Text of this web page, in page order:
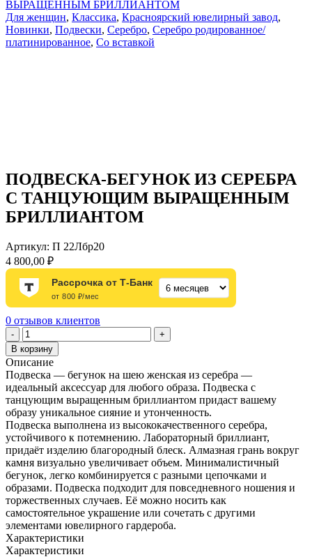
Для женщин, Классика, Красноярский ювелирный завод,
Новинки, Подвески, Серебро, Серебро родированное/
платинированное, Со вставкой
ПОДВЕСКА-БЕГУНОК ИЗ СЕРЕБРА
С ТАНЦУЮЩИМ ВЫРАЩЕННЫМ
БРИЛЛИАНТОМ
Артикул: П 22Лбр20
4 800,00 ₽
Рассрочка от Т-Банк
от 800 ₽/мес
0 отзывов клиентов
-
Количество
товара
ПОДВЕСКА-
БЕГУНОК
ИЗ
СЕРЕБРА
С
ТАНЦУЮЩИМ
ВЫРАЩЕННЫМ
БРИЛЛИАНТОМ
+
В корзину
Описание
Подвеска — бегунок на шею женская из серебра —
идеальный аксессуар для любого образа. Подвеска с
танцующим выращенным бриллиантом придаст вашему
образу уникальное сияние и утонченность.
Подвеска выполнена из высококачественного серебра,
устойчивого к потемнению. Лабораторный бриллиант,
придаёт изделию благородный блеск. Алмазная грань вокруг
камня визуально увеличивает объем. Минималистичный
бегунок, легко комбинируется с разными цепочками и
образами. Подвеска подходит для повседневного ношения и
торжественных случаев. Её можно носить как
самостоятельное украшение или сочетать с другими
элементами ювелирного гардероба.
Характеристики
Характеристики